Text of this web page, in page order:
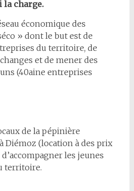
la charge.
économique des
» dont le but est de
du territoire, de
et de mener des
(40aine entreprises
de la pépinière
Diémoz (location à des prix
les jeunes
territoire.